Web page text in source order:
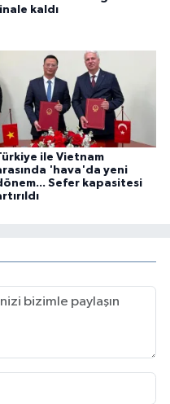
kaldı
ile Vietnam
'hava'da yeni
Sefer kapasitesi